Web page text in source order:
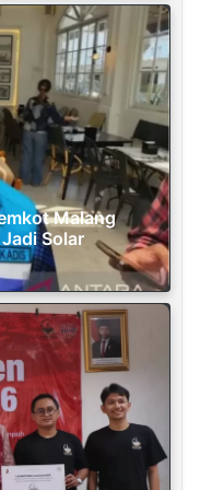
Malang
Solar